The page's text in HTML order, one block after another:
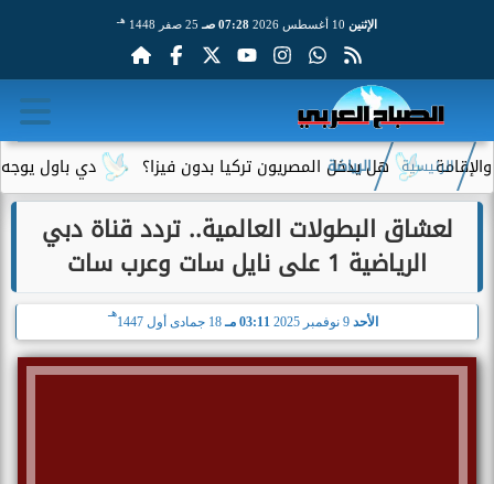
الإثنين 07:28 صـ 25 صفر 1448 هـ
دي باول يوجه هل يدخل المصريون تركيا بدون فيزا؟الرئيسية الرياضة
لعشاق البطولات العالمية.. تردد قناة دبي
الرياضية 1 على نايل سات وعرب سات
الأحد 9 نوفمبر 2025 03:11 مـ 18 جمادى أول 1447
هـ